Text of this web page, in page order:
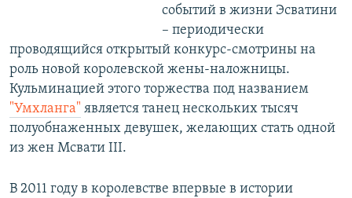
событий в жизни Эсватини
– периодически
проводящийся открытый конкурс-смотрины на
роль новой королевской жены-наложницы.
Кульминацией этого торжества под названием
"Умхланга" является танец нескольких тысяч
полуобнаженных девушек, желающих стать одной
из жен Мсвати III.
В 2011 году в королевстве впервые в истории